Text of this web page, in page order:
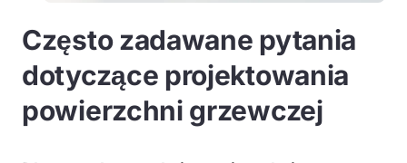
Często zadawane pytania
dotyczące projektowania
powierzchni grzewczej